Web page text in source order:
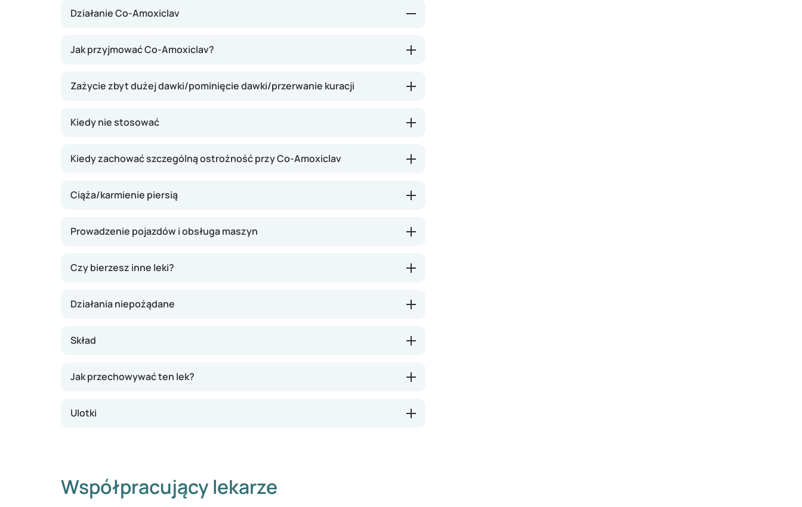
Działanie Co-Amoxiclav
Co-Amoxiclav działa, hamując wzrost bakterii i zabijając już istniejące bakterie.
Połączenie amoksycyliny (blokuje budowę ściany komórkowej bakterii) i kwasu
sprawia, że lek działa na więcej rodzajów bakterii. Dzięki temu może być
Objawy mogą ustąpić w kilka dni, ale ważne, żeby dokończyć całą kurację.
Jak przyjmować Co-Amoxiclav?
Zażycie zbyt dużej dawki/pominięcie dawki/przerwanie kuracji
Kiedy nie stosować
Kiedy zachować szczególną ostrożność przy Co-Amoxiclav
Ciąża/karmienie piersią
Prowadzenie pojazdów i obsługa maszyn
Czy bierzesz inne leki?
Działania niepożądane
Skład
Jak przechowywać ten lek?
Ulotki
Współpracujący lekarze